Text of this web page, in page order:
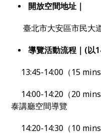
開放空間地址｜
臺北市大安區市民大
導覽活動流程｜(以
13:45-14:00（15
14:00-14:20（20
泰講廳空間導覽
14:20-14:30（10